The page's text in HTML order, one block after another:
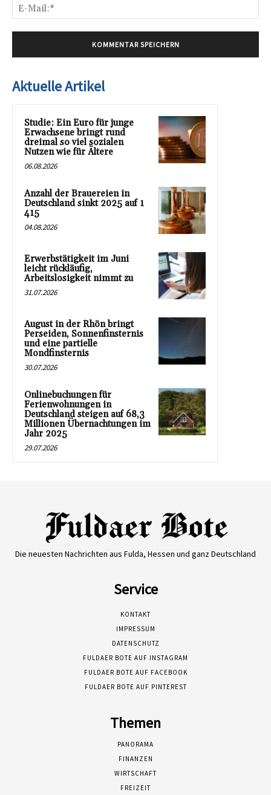
Aktuelle Artikel
Studie: Ein Euro für junge
Erwachsene bringt rund
dreimal so viel sozialen
Nutzen wie für Ältere
06.08.2026
Anzahl der Brauereien in
Deutschland sinkt 2025 auf 1
415
04.08.2026
Erwerbstätigkeit im Juni
leicht rückläufig,
Arbeitslosigkeit nimmt zu
31.07.2026
August in der Rhön bringt
Perseiden, Sonnenfinsternis
und eine partielle
Mondfinsternis
30.07.2026
Onlinebuchungen für
Ferienwohnungen in
Deutschland steigen auf 68,3
Millionen Übernachtungen im
Jahr 2025
29.07.2026
Die neuesten Nachrichten aus Fulda, Hessen und ganz Deutschland
Service
KONTAKT
IMPRESSUM
DATENSCHUTZ
FULDAER BOTE AUF INSTAGRAM
FULDAER BOTE AUF FACEBOOK
FULDAER BOTE AUF PINTEREST
Themen
PANORAMA
FINANZEN
WIRTSCHAFT
FREIZEIT